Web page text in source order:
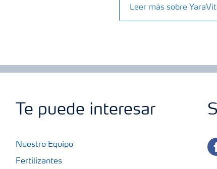
Leer más sobre
Te puede interesar
Nuestro Equipo
Fertilizantes